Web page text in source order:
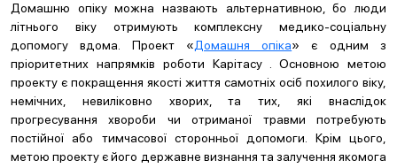
Домашню опіку можна назвають альтернативною, бо люди
літнього віку отримують комплексну медико-соціальну
допомогу вдома. Проект «Домашня опіка» є одним з
пріоритетних напрямків роботи Карітасу . Основною метою
проекту є покращення якості життя самотніх осіб похилого віку,
немічних, невиліковно хворих, та тих, які внаслідок
прогресування хвороби чи отриманої травми потребують
постійної або тимчасової сторонньої допомоги. Крім цього,
метою проекту є його державне визнання та залучення якомога